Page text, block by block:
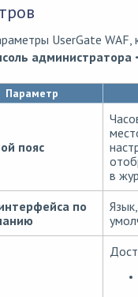
UserGate
администратора
Параметр
пояс
в
по